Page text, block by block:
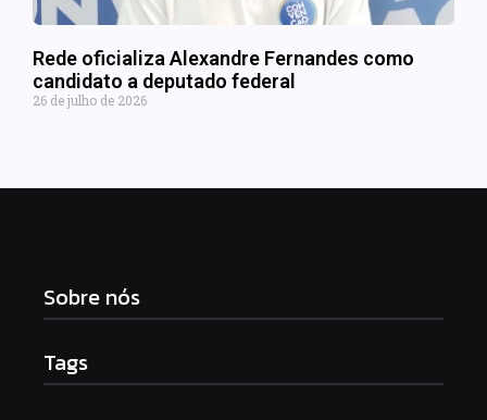
Rede oficializa Alexandre Fernandes como
candidato a deputado federal
26 de julho de 2026
Sobre nós
Tags